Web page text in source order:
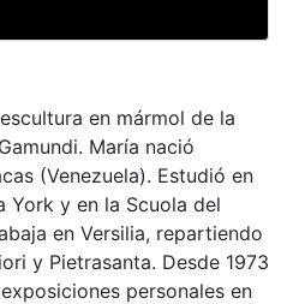
en mármol de la
María nació
(Venezuela). Estudió en
York y en la Scuola del
en Versilia, repartiendo
y Pietrasanta. Desde 1973
personales en